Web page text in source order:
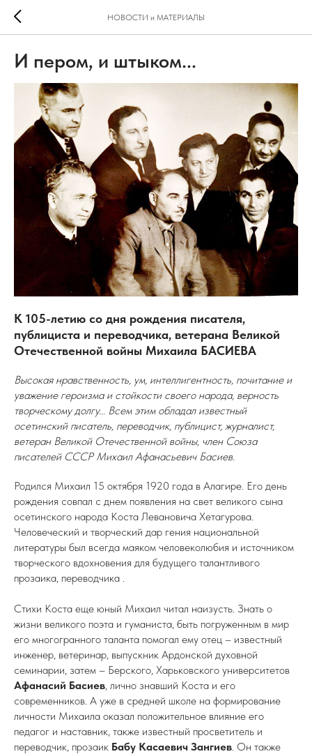
НОВОСТИ и МАТЕРИАЛЫ
И пером, и штыком...
К 105-летию со дня рождения писателя,
публициста и переводчика, ветерана Великой
Отечественной войны Михаила БАСИЕВА
Высокая нравственность, ум, интеллигентность, почитание и
уважение героизма и стойкости своего народа, верность
творческому долгу... Всем этим обладал известный
осетинский писатель, переводчик, публицист, журналист,
ветеран Великой Отечественной войны, член Союза
писателей СССР Михаил Афанасьевич Басиев.
Родился Михаил 15 октября 1920 года в Алагире. Его день
рождения совпал с днем появления на свет великого сына
осетинского народа Коста Левановича Хетагурова.
Человеческий и творческий дар гения национальной
литературы был всегда маяком человеколюбия и источником
творческого вдохновения для будущего талантливого
прозаика, переводчика .
Стихи Коста еще юный Михаил читал наизусть. Знать о
жизни великого поэта и гуманиста, быть погруженным в мир
его многогранного таланта помогал ему отец – известный
инженер, ветеринар, выпускник Ардонской духовной
семинарии, затем – Берского, Харьковского университетов
Афанасий Басиев, лично знавший Коста и его
современников. А уже в средней школе на формирование
личности Михаила оказал положительное влияние его
педагог и наставник, также известный просветитель и
переводчик, прозаик Бабу Касаевич Зангиев. Он также